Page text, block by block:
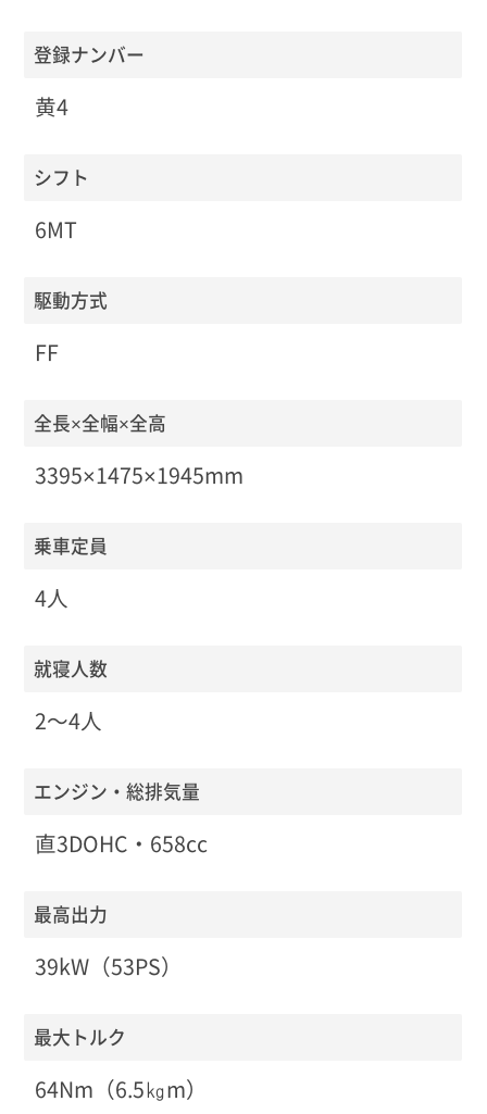
登録ナンバー
黄4
シフト
6MT
駆動方式
FF
全長×全幅×全高
3395×1475×1945mm
乗車定員
4人
就寝人数
2〜4人
エンジン・総排気量
直3DOHC・658cc
最高出力
39kW（53PS）
最大トルク
64Nm（6.5㎏m）